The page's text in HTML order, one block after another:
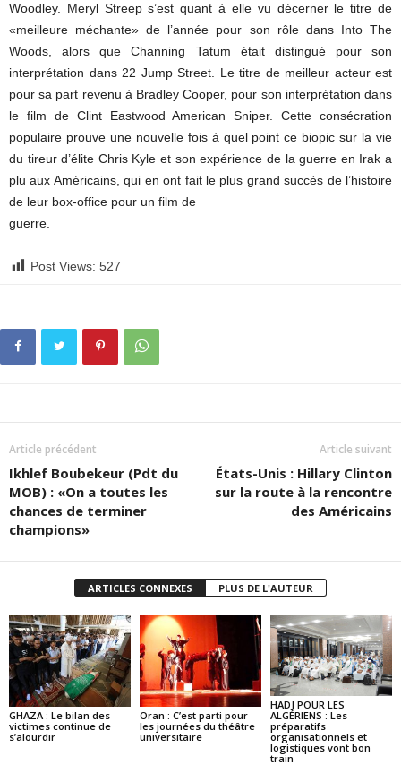
Woodley. Meryl Streep s’est quant à elle vu décerner le titre de
«meilleure méchante» de l’année pour son rôle dans Into The
Woods, alors que Channing Tatum était distingué pour son
interprétation dans 22 Jump Street. Le titre de meilleur acteur est
pour sa part revenu à Bradley Cooper, pour son interprétation dans
le film de Clint Eastwood American Sniper. Cette consécration
populaire prouve une nouvelle fois à quel point ce biopic sur la vie
du tireur d’élite Chris Kyle et son expérience de la guerre en Irak a
plu aux Américains, qui en ont fait le plus grand succès de l’histoire
de leur box-office pour un film de
guerre.
Post Views: 527
Article précédent
Ikhlef Boubekeur (Pdt du
MOB) : «On a toutes les
chances de terminer
champions»
Article suivant
États-Unis : Hillary Clinton
sur la route à la rencontre
des Américains
ARTICLES CONNEXES PLUS DE L'AUTEUR
GHAZA : Le bilan des
victimes continue de
s’alourdir
Oran : C’est parti pour
les journées du théâtre
universitaire
HADJ POUR LES
ALGÉRIENS : Les
préparatifs
organisationnels et
logistiques vont bon
train